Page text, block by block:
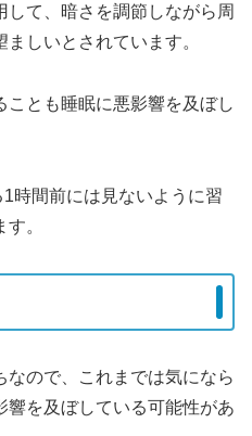
て、暗さを調節しながら周
しいとされています。
ことも睡眠に悪影響を及ぼし
時間前には見ないように習
。
ので、これまでは気になら
響を及ぼしている可能性があ